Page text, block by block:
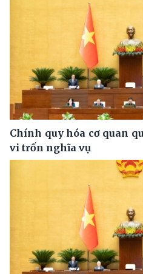
Chính quy hóa cơ quan
vi trốn nghĩa vụ